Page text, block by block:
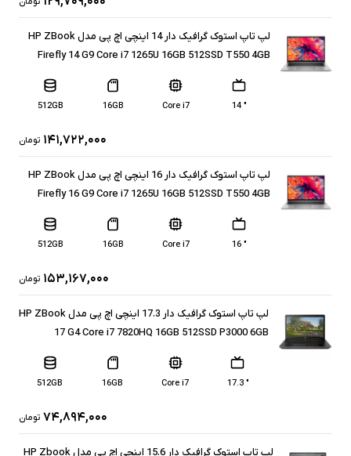
لپ تاپ استوک گرافیک دار 14 اینچی اچ پی مدل HP ZBook
Firefly 14 G9 Core i7 1265U 16GB 512SSD T550 4GB
" 14
Core i7
16GB
512GB
۱۴۱,۷۲۲,۰۰۰ تومان
لپ تاپ استوک گرافیک دار 16 اینچی اچ پی مدل HP ZBook
Firefly 16 G9 Core i7 1265U 16GB 512SSD T550 4GB
" 16
Core i7
16GB
512GB
۱۵۳,۱۶۷,۰۰۰ تومان
لپ تاپ استوک گرافیک دار 17.3 اینچی اچ پی مدل HP ZBook
17 G4 Core i7 7820HQ 16GB 512SSD P3000 6GB
" 17.3
Core i7
16GB
512GB
۷۴,۸۹۴,۰۰۰ تومان
لپ تاپ استوک گرافیک دار 15.6 اینچی اچ پی مدل HP Zbook